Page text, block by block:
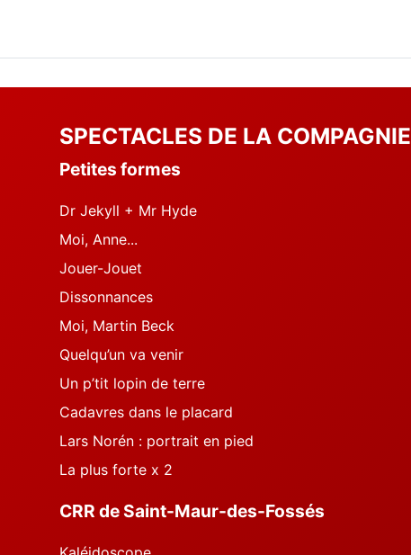
SPECTACLES DE LA COMPAGNIE
Petites formes
Dr Jekyll + Mr Hyde
Moi, Anne...
Jouer-Jouet
Dissonnances
Moi, Martin Beck
Quelqu’un va venir
Un p’tit lopin de terre
Cadavres dans le placard
Lars Norén : portrait en pied
La plus forte x 2
CRR de Saint-Maur-des-Fossés